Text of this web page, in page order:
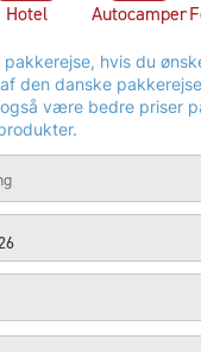
Hotel Autocamper
pakkerejse, hvis du
den danske
være bedre priser